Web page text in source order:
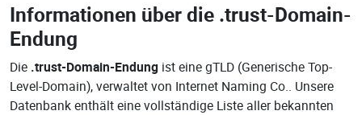
Informationen über die .trust-Domain-
Endung
Die .trust-Domain-Endung ist eine gTLD (Generische Top-
Level-Domain), verwaltet von Internet Naming Co.. Unsere
Datenbank enthält eine vollständige Liste aller bekannten